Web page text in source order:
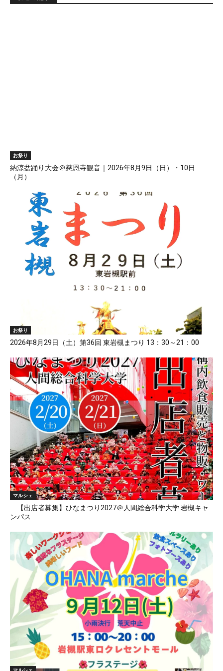
お祭り
納涼盆踊り大会＠慈恩寺観音｜2026年8月9日（日）・10日
（月）
お祭り
2026年8月29日（土）第36回 東岩槻まつり 13：30～21：00
マルシェ
【出店者募集】ひなまつり2027＠人間総合科学大学 岩槻キャ
ンパス